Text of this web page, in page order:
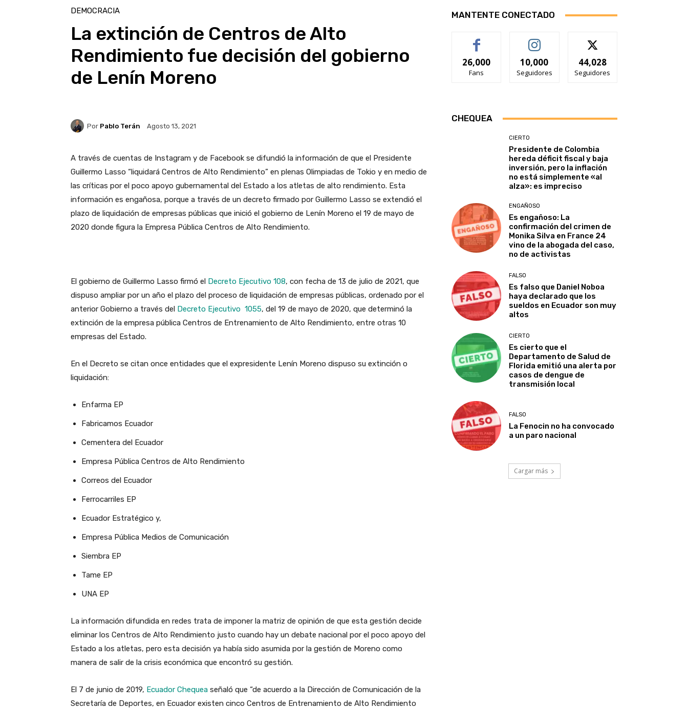
DEMOCRACIA
La extinción de Centros de Alto
Rendimiento fue decisión del gobierno
de Lenín Moreno
Por Pablo Terán Agosto 13, 2021
A través de cuentas de Instagram y de Facebook se difundió la información de que el Presidente
Guillermo Lasso “liquidará Centros de Alto Rendimiento” en plenas Olimpiadas de Tokio y en medio de
las críticas por el poco apoyo gubernamental del Estado a los atletas de alto rendimiento. Esta
información es engañosa, porque a través de un decreto firmado por Guillermo Lasso se extendió el
plazo de liquidación de empresas públicas que inició el gobierno de Lenín Moreno el 19 de mayo de
2020 donde figura la Empresa Pública Centros de Alto Rendimiento.
El gobierno de Guillermo Lasso firmó el Decreto Ejecutivo 108, con fecha de 13 de julio de 2021, que
dispuso ampliar por un año el plazo del proceso de liquidación de empresas públicas, ordenado por el
anterior Gobierno a través del Decreto Ejecutivo 1055, del 19 de mayo de 2020, que determinó la
extinción de la empresa pública Centros de Entrenamiento de Alto Rendimiento, entre otras 10
empresas del Estado.
En el Decreto se citan once entidades que el expresidente Lenín Moreno dispuso su extinción o
liquidación:
Enfarma EP
Fabricamos Ecuador
Cementera del Ecuador
Empresa Pública Centros de Alto Rendimiento
Correos del Ecuador
Ferrocarriles EP
Ecuador Estratégico y,
Empresa Pública Medios de Comunicación
Siembra EP
Tame EP
UNA EP
La información difundida en redes trata de imponer la matriz de opinión de que esta gestión decide
eliminar los Centros de Alto Rendimiento justo cuando hay un debate nacional por el poco apoyo del
Estado a los atletas, pero esta decisión ya había sido asumida por la gestión de Moreno como
manera de salir de la crisis económica que encontró su gestión.
El 7 de junio de 2019, Ecuador Chequea señaló que “de acuerdo a la Dirección de Comunicación de la
Secretaría de Deportes, en Ecuador existen cinco Centros de Entrenamiento de Alto Rendimiento
MANTENTE CONECTADO
26,000
Fans
10,000
Seguidores
44,028
Seguidores
CHEQUEA
CIERTO
Presidente de Colombia
hereda déficit fiscal y baja
inversión, pero la inflación
no está simplemente «al
alza»: es impreciso
ENGAÑOSO
Es engañoso: La
confirmación del crimen de
Monika Silva en France 24
vino de la abogada del caso,
no de activistas
FALSO
Es falso que Daniel Noboa
haya declarado que los
sueldos en Ecuador son muy
altos
CIERTO
Es cierto que el
Departamento de Salud de
Florida emitió una alerta por
casos de dengue de
transmisión local
FALSO
La Fenocin no ha convocado
a un paro nacional
Cargar más